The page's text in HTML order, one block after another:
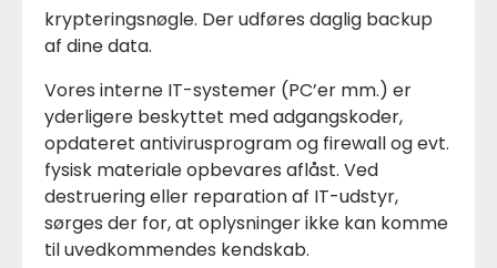
krypteringsnøgle. Der udføres daglig backup
af dine data.
Vores interne IT-systemer (PC’er mm.) er
yderligere beskyttet med adgangskoder,
opdateret antivirusprogram og firewall og evt.
fysisk materiale opbevares aflåst. Ved
destruering eller reparation af IT-udstyr,
sørges der for, at oplysninger ikke kan komme
til uvedkommendes kendskab.